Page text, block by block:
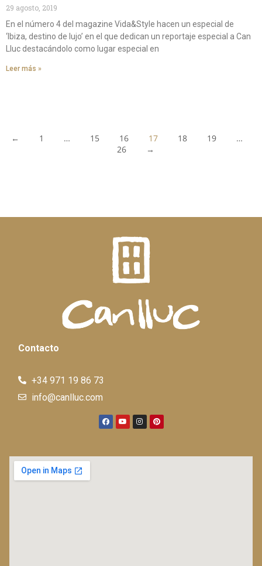
29 agosto, 2019
En el número 4 del magazine Vida&Style hacen un especial de
‘Ibiza, destino de lujo’ en el que dedican un reportaje especial a Can
Lluc destacándolo como lugar especial en
Leer más »
← 1 … 15 16 17 18 19
…
26
→
Contacto
+34 971 19 86 73
info@canlluc.com